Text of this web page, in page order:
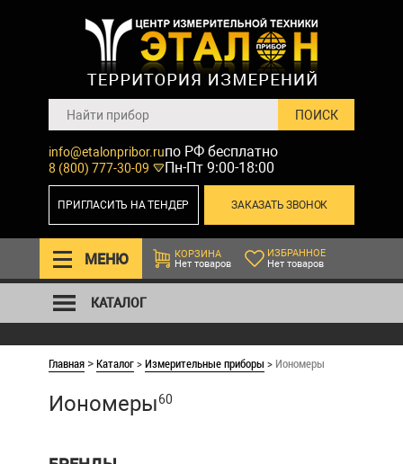
info@etalonpribor.ru
8 (800) 777-30-09
по РФ бесплатно
Пн-Пт 9:00-18:00
ЗАКАЗАТЬ ЗВОНОК
ПРИГЛАСИТЬ НА ТЕНДЕР
МЕНЮ
КОРЗИНА
Нет товаров
ИЗБРАННОЕ
Нет товаров
КАТАЛОГ
Главная >Каталог>Измерительные приборы > Иономеры
Иономеры60